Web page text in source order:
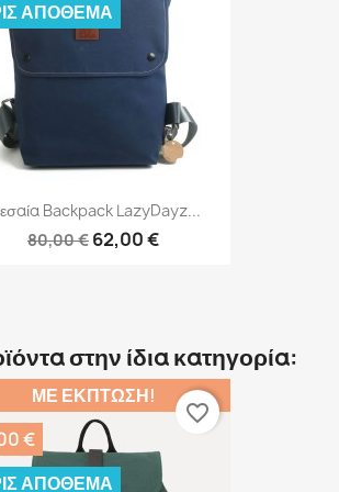
Backpack LazyDayz...
80,00 € 62,00 €
ΑΠΌΘΕΜΑ
στην ίδια κατηγορία:
ΜΕ ΈΚΠΤΩΣΗ!
€
ΑΠΌΘΕΜΑ
favorite_border